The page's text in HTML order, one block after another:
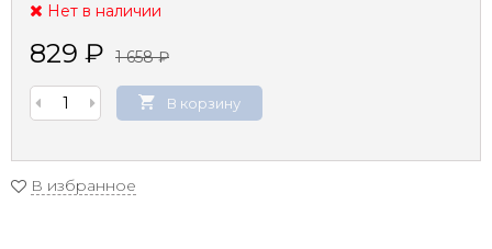
Нет в наличии
829 ₽ 1 658₽
В корзину
В избранное